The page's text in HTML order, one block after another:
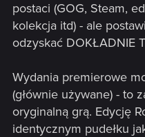
postaci (GOG, Steam,
kolekcja itd) - ale
odzyskać DOKŁADNIE
Wydania premierowe
(głównie używane) - to
oryginalną grą. Edycję
identycznym pudełku